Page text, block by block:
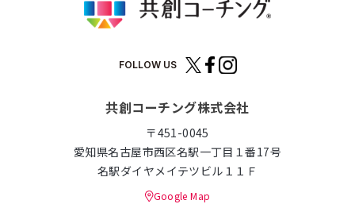
FOLLOW US
共創コーチング株式会社
〒451-0045
愛知県名古屋市西区名駅一丁目１番17号
名駅ダイヤメイテツビル１１Ｆ
Google Map